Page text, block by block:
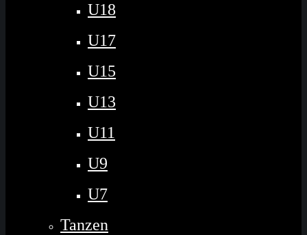
U18
U17
U15
U13
U11
U9
U7
Tanzen